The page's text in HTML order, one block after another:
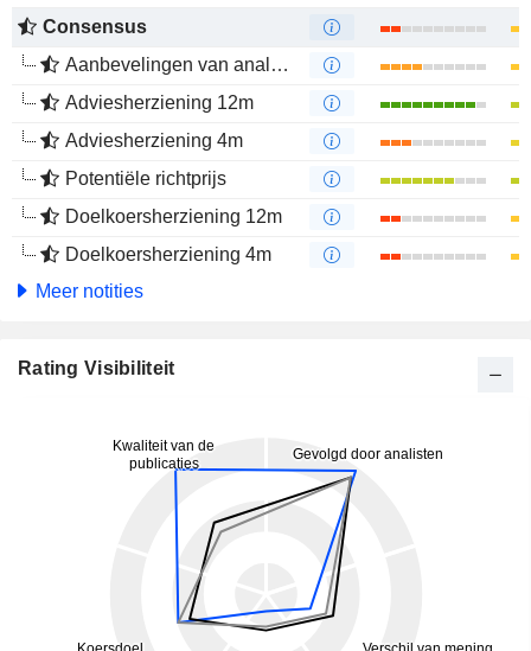
Consensus
Aanbevelingen van analisten
Adviesherziening 12m
Adviesherziening 4m
Potentiële richtprijs
Doelkoersherziening 12m
Doelkoersherziening 4m
Meer notities
Rating Visibiliteit